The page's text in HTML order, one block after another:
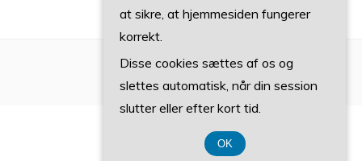
at sikre, at hjemmesiden fungerer
korrekt.
Disse cookies sættes af os og
slettes automatisk, når din session
slutter eller efter kort tid.
OK